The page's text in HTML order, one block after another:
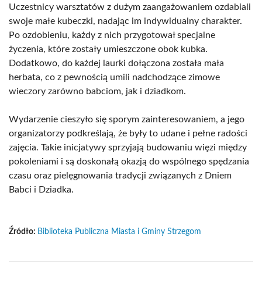
Uczestnicy warsztatów z dużym zaangażowaniem ozdabiali
swoje małe kubeczki, nadając im indywidualny charakter.
Po ozdobieniu, każdy z nich przygotował specjalne
życzenia, które zostały umieszczone obok kubka.
Dodatkowo, do każdej laurki dołączona została mała
herbata, co z pewnością umili nadchodzące zimowe
wieczory zarówno babciom, jak i dziadkom.
Wydarzenie cieszyło się sporym zainteresowaniem, a jego
organizatorzy podkreślają, że były to udane i pełne radości
zajęcia. Takie inicjatywy sprzyjają budowaniu więzi między
pokoleniami i są doskonałą okazją do wspólnego spędzania
czasu oraz pielęgnowania tradycji związanych z Dniem
Babci i Dziadka.
Źródło: Biblioteka Publiczna Miasta i Gminy Strzegom